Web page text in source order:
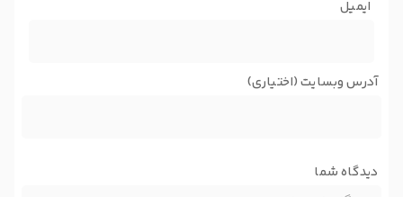
ایمیل
آدرس وبسایت (اختیاری)
دیدگاه شما